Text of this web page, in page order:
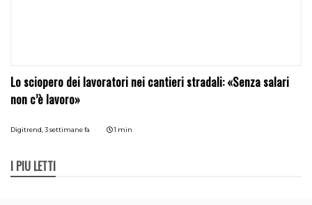
Lo sciopero dei lavoratori nei cantieri stradali: «Senza salari
non c’è lavoro»
Digitrend, 3 settimane fa 1 min
I PIÙ LETTI